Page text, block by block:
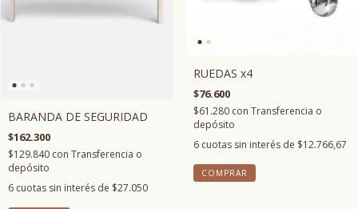
BARANDA DE SEGURIDAD
$162.300
$129.840 con Transferencia o
depósito
6 cuotas sin interés de $27.050
RUEDAS x4
$76.600
$61.280 con Transferencia o
depósito
6 cuotas sin interés de $12.766,67
COMPRAR